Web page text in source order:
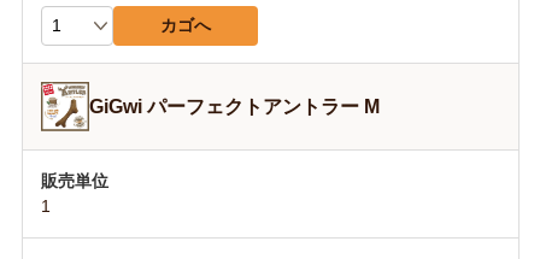
カゴへ
GiGwi パーフェクトアントラー M
1